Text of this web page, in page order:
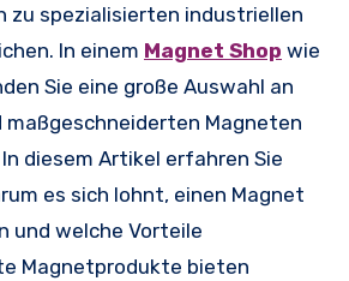
zu spezialisierten industriellen
In einem Magnet Shop wie
Sie eine große Auswahl an
maßgeschneiderten Magneten
diesem Artikel erfahren Sie
es sich lohnt, einen Magnet
und welche Vorteile
Magnetprodukte bieten